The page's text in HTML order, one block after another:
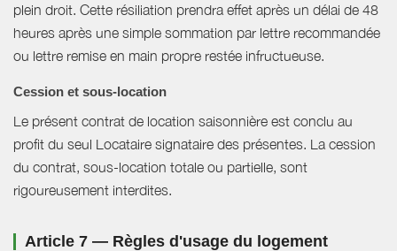
plein droit. Cette résiliation prendra effet après un délai de 48
heures après une simple sommation par lettre recommandée
ou lettre remise en main propre restée infructueuse.
Cession et sous-location
Le présent contrat de location saisonnière est conclu au
profit du seul Locataire signataire des présentes. La cession
du contrat, sous-location totale ou partielle, sont
rigoureusement interdites.
Article 7 — Règles d'usage du logement